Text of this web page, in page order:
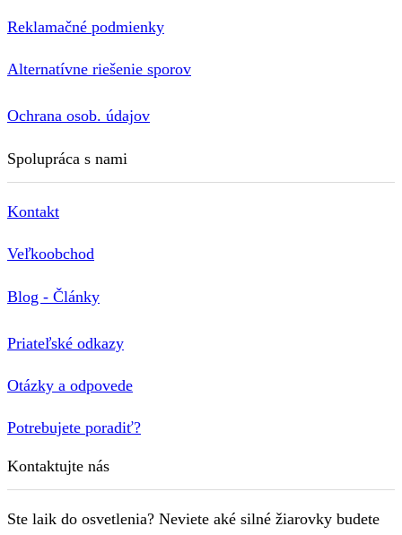
Reklamačné podmienky
Alternatívne riešenie sporov
Ochrana osob. údajov
Spolupráca s nami
Kontakt
Veľkoobchod
Blog - Články
Priateľské odkazy
Otázky a odpovede
Potrebujete poradiť?
Kontaktujte nás
Ste laik do osvetlenia? Neviete aké silné žiarovky budete